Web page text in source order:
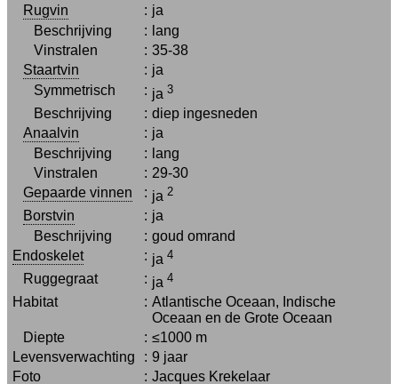
Rugvin : ja
Beschrijving
: lang
Vinstralen
: 35-38
Staartvin
: ja
Symmetrisch
: ja 3
Beschrijving : diep ingesneden
Anaalvin
: ja
Beschrijving
: lang
Vinstralen
: 29-30
Gepaarde vinnen
: ja 2
Borstvin : ja
Beschrijving
: goud omrand
Endoskelet
: ja 4
Ruggegraat : ja 4
Habitat : Atlantische Oceaan, Indische
Oceaan en de Grote Oceaan
Diepte
: ≤1000 m
Levensverwachting
: 9 jaar
Foto
: Jacques Krekelaar